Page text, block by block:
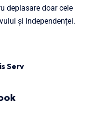
deplasare doar cele
și Independenței.
Serv